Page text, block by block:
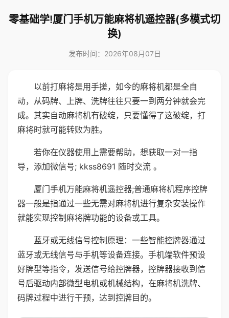
零基础学!厦门手机万能麻将机遥控器(多模式切
换)
发布时间：2026年08月07日
以前打麻将是用手搓，如今的麻将机都是全自
动，从码牌、上牌、洗牌往往只要一到两分钟就会完
成。其实自动麻将机有破绽，只要懂得了这破绽，打
麻将时就可能转败为胜。
若你在仪器使用上需要帮助，想获取一对一指
导，添加微信号; kkss8691 随时交流 。
厦门手机万能麻将机遥控器;普通麻将机程序控牌
器一般是指通过一些无需对麻将机进行复杂安装操作
就能实现控制麻将牌功能的设备或工具。
蓝牙或无线信号控制原理：一些智能控牌器通过
蓝牙或无线信号与手机等设备连接。手机端软件预设
好牌型等指令，发送信号给控牌器，控牌器接收到信
号后驱动内部微型电机或机械结构，在麻将机洗牌、
码牌过程中进行干预，达到控牌目的。